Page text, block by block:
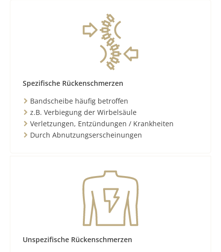
Spezifische Rückenschmerzen
Bandscheibe häufig betroffen
z.B. Verbiegung der Wirbelsäule
Verletzungen, Entzündungen / Krankheiten
Durch Abnutzungserscheinungen
Unspezifische Rückenschmerzen